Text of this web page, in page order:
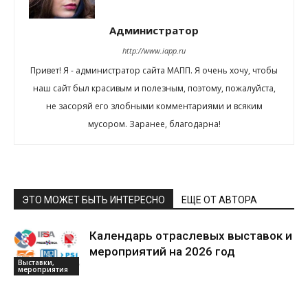
Администратор
http://www.iapp.ru
Привет! Я - администратор сайта МАПП. Я очень хочу, чтобы
наш сайт был красивым и полезным, поэтому, пожалуйста,
не засоряй его злобными комментариями и всяким
мусором. Заранее, благодарна!
ЭТО МОЖЕТ БЫТЬ ИНТЕРЕСНО ЕЩЕ ОТ АВТОРА
Выставки,
мероприятия
Календарь отраслевых выставок и
мероприятий на 2026 год